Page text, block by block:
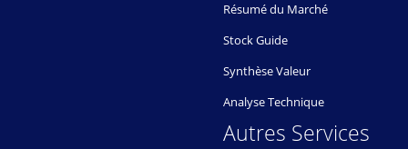
Résumé du Marché
Stock Guide
Synthèse Valeur
Analyse Technique
Autres Services